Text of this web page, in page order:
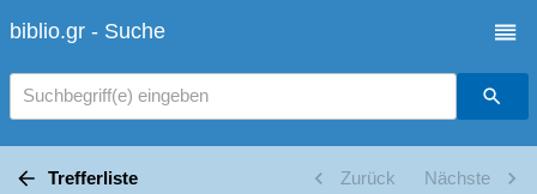
biblio.gr - Suche
Suchbegriff(e) eingeben
Trefferliste Zurück Nächste